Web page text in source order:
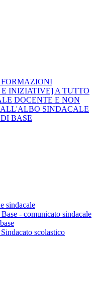
INIZIATIVE] A TUTTO
DOCENTE E NON
SINDACALE
BASE
sindacale
- comunicato sindacale
scolastico